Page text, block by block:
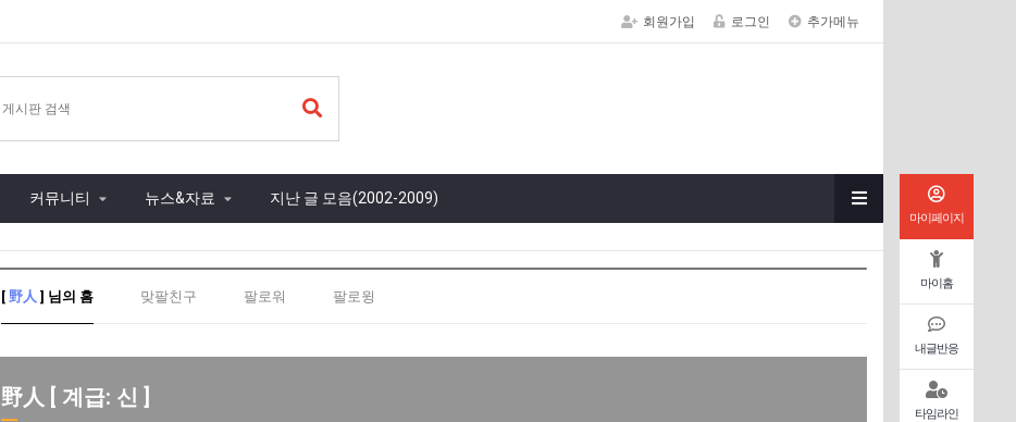
회원가입 로그인 추가메뉴
커뮤니티 뉴스&자료 지난 글 모음(2002-2009)
마이페이지
마이홈
내글반응
타임라인
[ 野人 ] 님의 홈 맞팔친구 팔로워 팔로윙
野人 [ 계급: 신 ]